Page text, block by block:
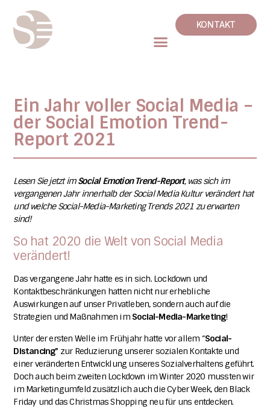
KONTAKT
Ein Jahr voller Social Media –
der Social Emotion Trend-
Report 2021
Lesen Sie jetzt imSocial Emotion Trend-Report, was sich im
vergangenen Jahr innerhalb der Social Media Kultur verändert hat
und welche Social-Media-Marketing Trends 2021 zu erwarten
sind!
So hat 2020 die Welt von Social Media
verändert!
Das vergangene Jahr hatte es in sich. Lockdown und
Kontaktbeschränkungen hatten nicht nur erhebliche
Auswirkungen auf unser Privatleben, sondern auch auf die
Strategien und Maßnahmen im Social-Media-Marketing!
Unter der ersten Welle im Frühjahr hatte vor allem “Social-
Distancing” zur Reduzierung unserer sozialen Kontakte und
einer veränderten Entwicklung unseres Sozialverhaltens geführt.
Doch auch beim zweiten Lockdown im Winter 2020 mussten wir
im Marketingumfeld zusätzlich auch die Cyber Week, den Black
Friday und das Christmas Shopping neu für uns entdecken.